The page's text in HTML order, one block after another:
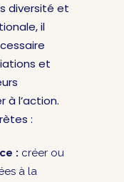
diversité et
il
et
l’action.
:
: créer ou
à la